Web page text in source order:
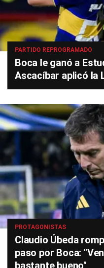
PARTIDO REPROGRAMADO
Boca le ganó a
Ascacíbar aplicó la
PROTAGONISTAS
Claudio Úbeda
paso por Boca:
bastante bueno"